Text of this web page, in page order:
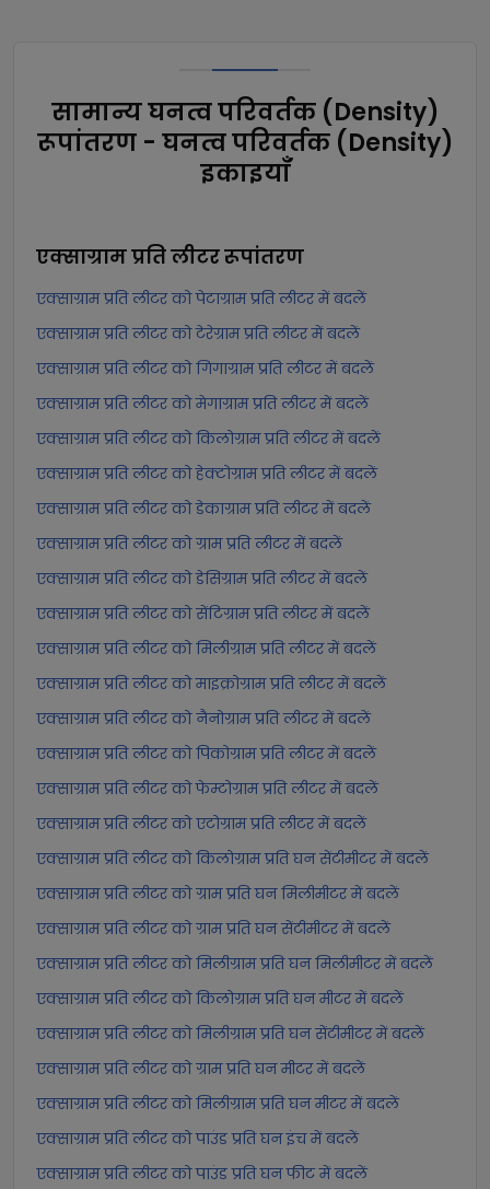
सामान्य घनत्व परिवर्तक (Density)
रूपांतरण - घनत्व परिवर्तक (Density)
इकाइयाँ
एक्साग्राम प्रति लीटररूपांतरण
एक्साग्राम प्रति लीटर को पेटाग्राम प्रति लीटर में बदलें
एक्साग्राम प्रति लीटर को टेरेग्राम प्रति लीटर में बदलें
एक्साग्राम प्रति लीटर को गिगाग्राम प्रति लीटर में बदलें
एक्साग्राम प्रति लीटर को मेगाग्राम प्रति लीटर में बदलें
एक्साग्राम प्रति लीटर को किलोग्राम प्रति लीटर में बदलें
एक्साग्राम प्रति लीटर को हेक्टोग्राम प्रति लीटर में बदलें
एक्साग्राम प्रति लीटर को डेकाग्राम प्रति लीटर में बदलें
एक्साग्राम प्रति लीटर को ग्राम प्रति लीटर में बदलें
एक्साग्राम प्रति लीटर को डेसिग्राम प्रति लीटर में बदलें
एक्साग्राम प्रति लीटर को सेंटिग्राम प्रति लीटर में बदलें
एक्साग्राम प्रति लीटर को मिलीग्राम प्रति लीटर में बदलें
एक्साग्राम प्रति लीटर को माइक्रोग्राम प्रति लीटर में बदलें
एक्साग्राम प्रति लीटर को नैनोग्राम प्रति लीटर में बदलें
एक्साग्राम प्रति लीटर को पिकोग्राम प्रति लीटर में बदलें
एक्साग्राम प्रति लीटर को फेम्टोग्राम प्रति लीटर में बदलें
एक्साग्राम प्रति लीटर को एटोग्राम प्रति लीटर में बदलें
एक्साग्राम प्रति लीटर को किलोग्राम प्रति घन सेंटीमीटर में बदलें
एक्साग्राम प्रति लीटर को ग्राम प्रति घन मिलीमीटर में बदलें
एक्साग्राम प्रति लीटर को ग्राम प्रति घन सेंटीमीटर में बदलें
एक्साग्राम प्रति लीटर को मिलीग्राम प्रति घन मिलीमीटर में बदलें
एक्साग्राम प्रति लीटर को किलोग्राम प्रति घन मीटर में बदलें
एक्साग्राम प्रति लीटर को मिलीग्राम प्रति घन सेंटीमीटर में बदलें
एक्साग्राम प्रति लीटर को ग्राम प्रति घन मीटर में बदलें
एक्साग्राम प्रति लीटर को मिलीग्राम प्रति घन मीटर में बदलें
एक्साग्राम प्रति लीटर को पाउंड प्रति घन इंच में बदलें
एक्साग्राम प्रति लीटर को पाउंड प्रति घन फीट में बदलें